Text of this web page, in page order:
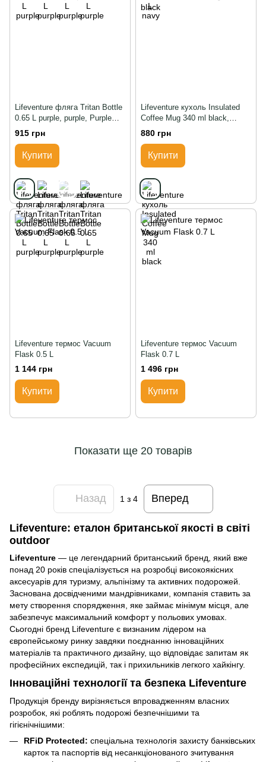
Lifeventure фляга Tritan Bottle
0.65 L purple, purple, Purple
Sunset
915 грн
Купити
Lifeventure кухоль Insulated
Coffee Mug 340 ml black,
Чорний
880 грн
Купити
Lifeventure термос Vacuum
Flask 0.5 L
1 144 грн
Купити
Lifeventure термос Vacuum
Flask 0.7 L
1 496 грн
Купити
Показати ще 20 товарів
Назад 1 з 4 Вперед
Lifeventure: еталон британської якості в світі
outdoor
Lifeventure — це легендарний британський бренд, який вже
понад 20 років спеціалізується на розробці високоякісних
аксесуарів для туризму, альпінізму та активних подорожей.
Заснована досвідченими мандрівниками, компанія ставить за
мету створення спорядження, яке займає мінімум місця, але
забезпечує максимальний комфорт у польових умовах.
Сьогодні бренд Lifeventure є визнаним лідером на
європейському ринку завдяки поєднанню інноваційних
матеріалів та практичного дизайну, що відповідає запитам як
професійних експедицій, так і прихильників легкого хайкінгу.
Інноваційні технології та безпека Lifeventure
Продукція бренду вирізняється впровадженням власних
розробок, які роблять подорожі безпечнішими та
гігієнічнішими:
RFiD Protected: спеціальна технологія захисту банківських
карток та паспортів від несанкціонованого зчитування